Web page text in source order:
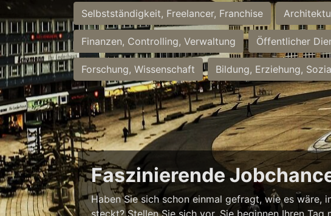
Selbstständigkeit, Freelancer, Franchise
Finanzen, Controlling, Verwaltung Öffentlicher
Forschung, Wissenschaft Bildung, Erziehung,
Faszinierende
Haben Sie sich schon einmal gefragt, wie es